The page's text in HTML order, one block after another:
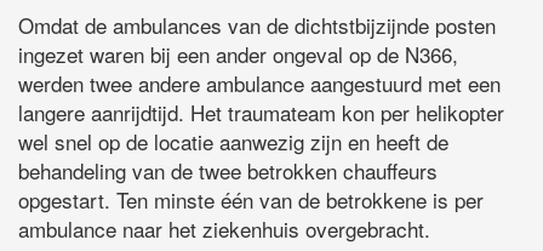
Omdat de ambulances van de dichtstbijzijnde posten
ingezet waren bij een ander ongeval op de N366,
werden twee andere ambulance aangestuurd met een
langere aanrijdtijd. Het traumateam kon per helikopter
wel snel op de locatie aanwezig zijn en heeft de
behandeling van de twee betrokken chauffeurs
opgestart. Ten minste één van de betrokkene is per
ambulance naar het ziekenhuis overgebracht.